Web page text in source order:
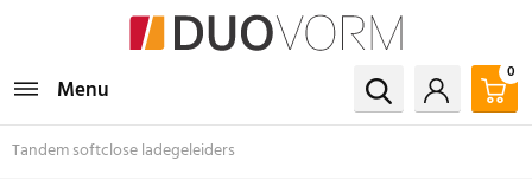
Menu
0
Tandem softclose ladegeleiders